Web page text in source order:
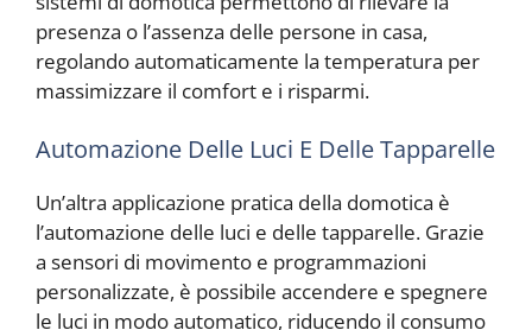
presenza o l’assenza delle persone in casa,
regolando automaticamente la temperatura per
massimizzare il comfort e i risparmi.
Automazione Delle Luci E Delle Tapparelle
Un’altra applicazione pratica della domotica è
l’automazione delle luci e delle tapparelle. Grazie
a sensori di movimento e programmazioni
personalizzate, è possibile accendere e spegnere
le luci in modo automatico, riducendo il consumo